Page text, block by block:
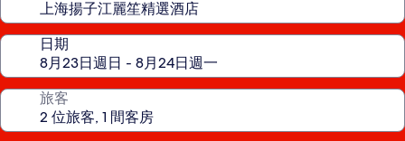
日期
旅客